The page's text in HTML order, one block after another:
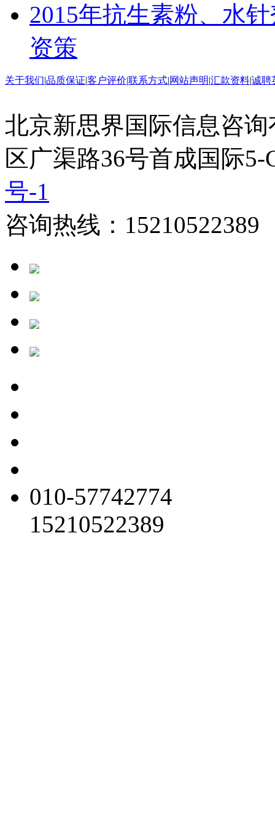
2015年抗生素粉、水
资策
关于我们|品质保证|客户评价|联系方式|网站声明|汇款资料|诚聘
北京新思界国际信息咨
区广渠路36号首成国际
号-1
咨询热线：
010-57742774
15210522389